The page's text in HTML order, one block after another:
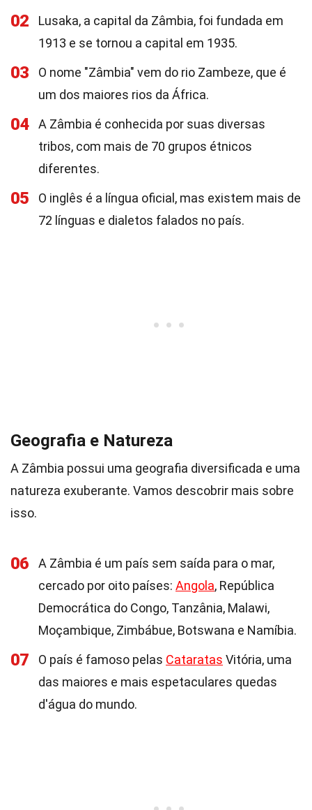
02
Lusaka, a capital da Zâmbia, foi fundada em
1913 e se tornou a capital em 1935.
03
O nome "Zâmbia" vem do rio Zambeze, que é
um dos maiores rios da África.
04
A Zâmbia é conhecida por suas diversas
tribos, com mais de 70 grupos étnicos
diferentes.
05
O inglês é a língua oficial, mas existem mais de
72 línguas e dialetos falados no país.
Geografia e Natureza
A Zâmbia possui uma geografia diversificada e uma
natureza exuberante. Vamos descobrir mais sobre
isso.
06
A Zâmbia é um país sem saída para o mar,
cercado por oito países: Angola, República
Democrática do Congo, Tanzânia, Malawi,
Moçambique, Zimbábue, Botswana e Namíbia.
07 O país é famoso pelas Cataratas Vitória, uma
das maiores e mais espetaculares quedas
d'água do mundo.